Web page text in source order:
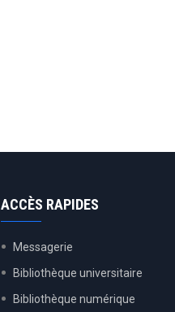
ACCÈS RAPIDES
Messagerie
Bibliothèque universitaire
Bibliothèque numérique